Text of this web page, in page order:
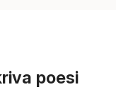
poesi